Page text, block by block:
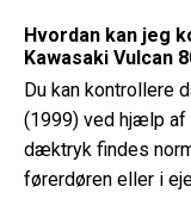
Hvordan kan jeg
Kawasaki Vulcan
Du kan kontrollere
(1999) ved hjælp
dæktryk findes
førerdøren eller i